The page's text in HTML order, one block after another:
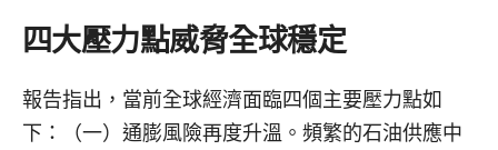
四大壓力點威脅全球穩定
報告指出，當前全球經濟面臨四個主要壓力點如
下：（一）通膨風險再度升溫。頻繁的石油供應中